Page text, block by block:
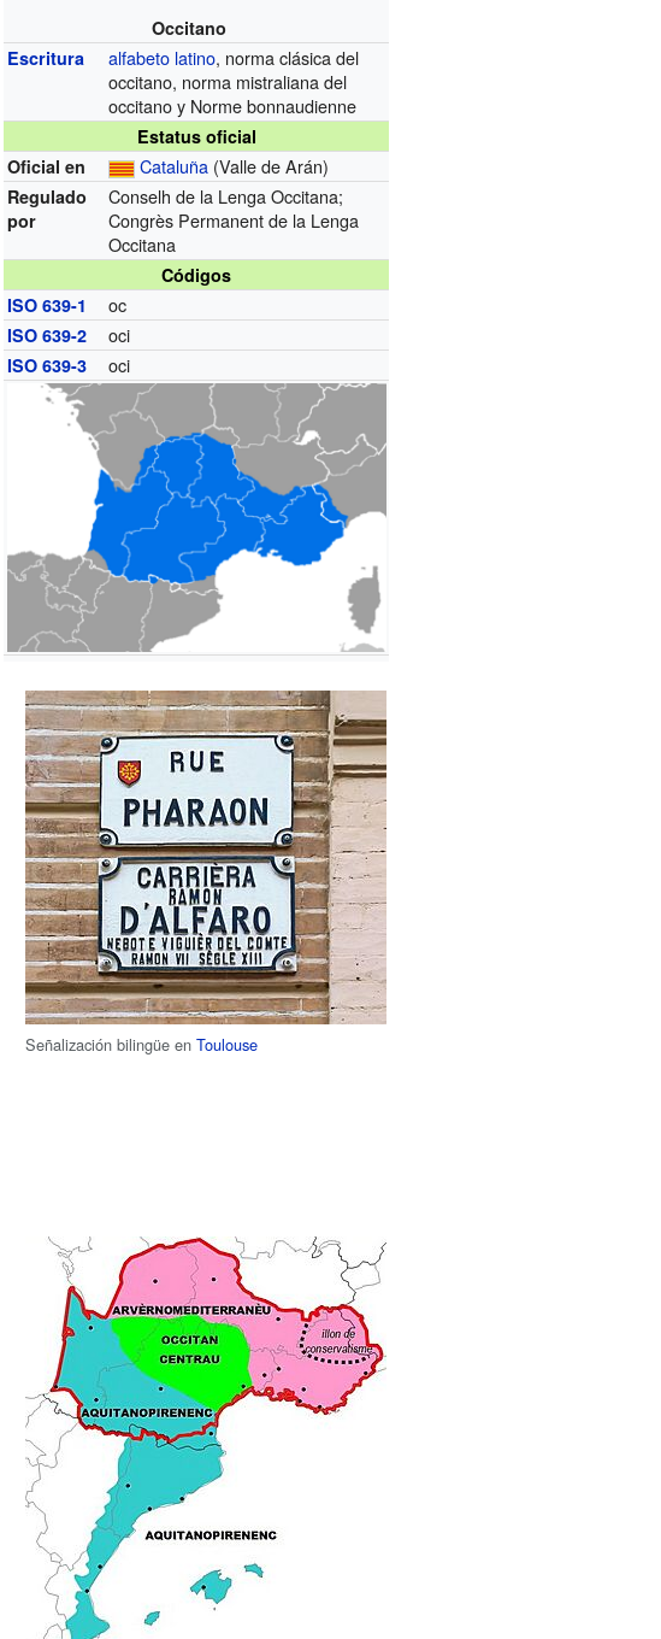
Occitano
Escritura
alfabeto latino, norma clásica del
occitano, norma mistraliana del
occitano y Norme bonnaudienne
Estatus oficial
Oficial en
Cataluña (Valle de Arán)
Regulado
por
Conselh de la Lenga Occitana;
Congrès Permanent de la Lenga
Occitana
Códigos
ISO 639-1
oc
ISO 639-2 oci
ISO 639-3 oci
Señalización bilingüe enToulouse